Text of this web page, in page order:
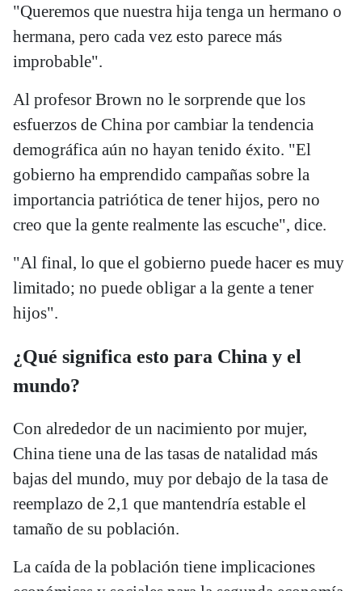
"Queremos que nuestra hija tenga un hermano o
hermana, pero cada vez esto parece más
improbable".
Al profesor Brown no le sorprende que los
esfuerzos de China por cambiar la tendencia
demográfica aún no hayan tenido éxito. "El
gobierno ha emprendido campañas sobre la
importancia patriótica de tener hijos, pero no
creo que la gente realmente las escuche", dice.
"Al final, lo que el gobierno puede hacer es muy
limitado; no puede obligar a la gente a tener
hijos".
¿Qué significa esto para China y el
mundo?
Con alrededor de un nacimiento por mujer,
China tiene una de las tasas de natalidad más
bajas del mundo, muy por debajo de la tasa de
reemplazo de 2,1 que mantendría estable el
tamaño de su población.
La caída de la población tiene implicaciones